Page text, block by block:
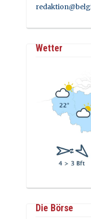
Wetter
Die Börse